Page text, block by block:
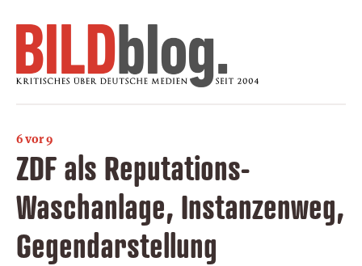
6 vor 9
ZDF als Reputations-
Waschanlage, Instanzenweg,
Gegendarstellung